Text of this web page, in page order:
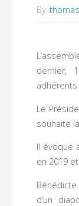
By
dernier,
adhérents.
Le
souhaite
Il évoque
en 2019
d’un